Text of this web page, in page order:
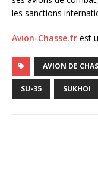
les sanctions
Avion-Chasse.fr est
AVION DE
SU-35 SUKHOI